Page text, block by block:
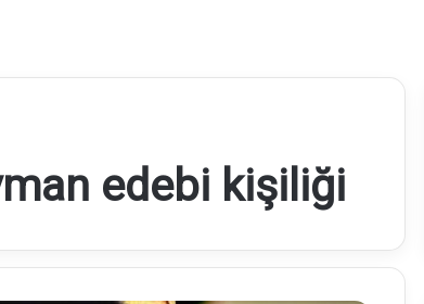
edebi kişiliği